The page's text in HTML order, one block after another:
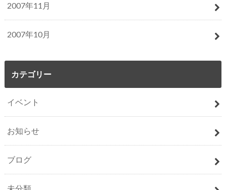
2007年11月
2007年10月
カテゴリー
イベント
お知らせ
ブログ